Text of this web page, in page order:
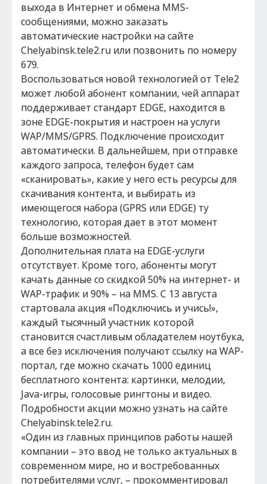
выхода в Интернет и обмена MMS-
сообщениями, можно заказать
автоматические настройки на сайте
Chelyabinsk.tele2.ru или позвонить по номеру
679.
Воспользоваться новой технологией от Tele2
может любой абонент компании, чей аппарат
поддерживает стандарт EDGE, находится в
зоне EDGE-покрытия и настроен на услуги
WAP/MMS/GPRS. Подключение происходит
автоматически. В дальнейшем, при отправке
каждого запроса, телефон будет сам
«сканировать», какие у него есть ресурсы для
скачивания контента, и выбирать из
имеющегося набора (GPRS или EDGE) ту
технологию, которая дает в этот момент
больше возможностей.
Дополнительная плата на EDGE-услуги
отсутствует. Кроме того, абоненты могут
качать данные со скидкой 50% на интернет- и
WAP-трафик и 90% – на MMS. С 13 августа
стартовала акция «Подключись и учись!»,
каждый тысячный участник которой
становится счастливым обладателем ноутбука,
а все без исключения получают ссылку на WAP-
портал, где можно скачать 1000 единиц
бесплатного контента: картинки, мелодии,
Java-игры, голосовые рингтоны и видео.
Подробности акции можно узнать на сайте
Chelyabinsk.tele2.ru.
«Один из главных принципов работы нашей
компании – это ввод не только актуальных в
современном мире, но и востребованных
потребителями услуг, – прокомментировал